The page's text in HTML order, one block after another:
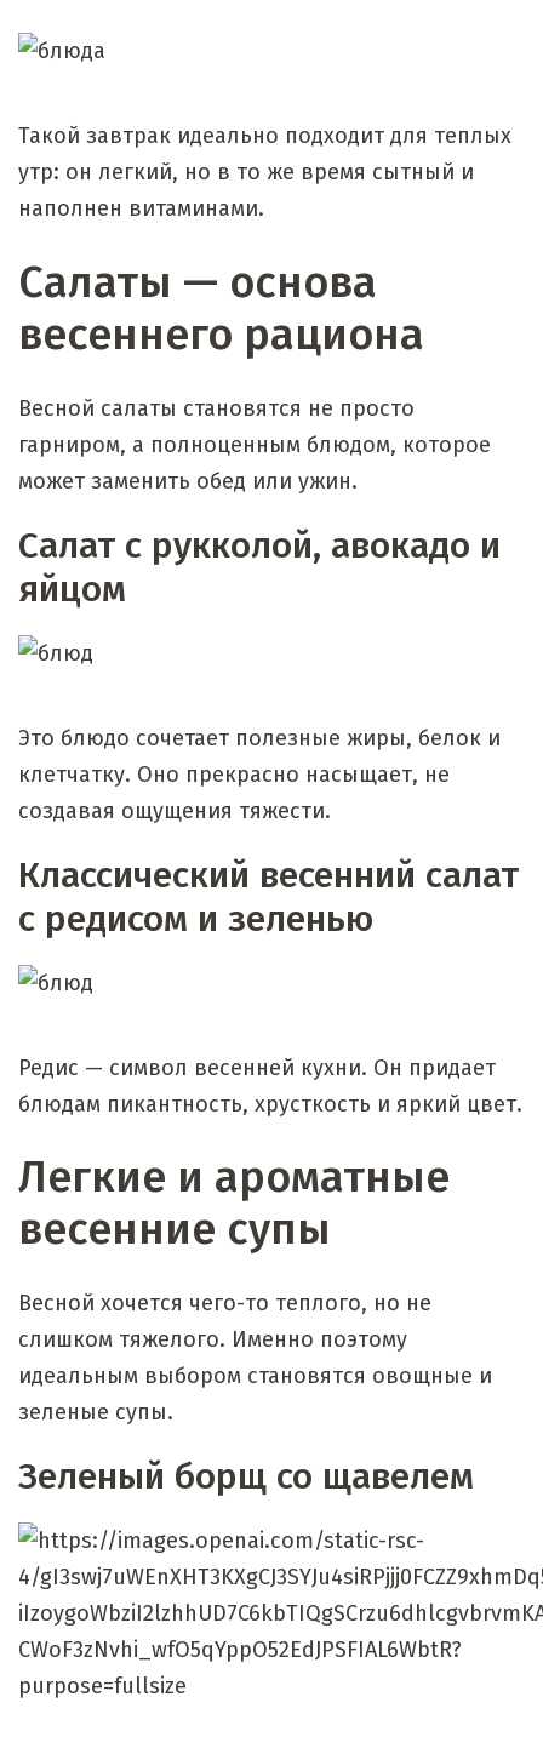
Такой завтрак идеально подходит для теплых
утр: он легкий, но в то же время сытный и
наполнен витаминами.
Салаты — основа
весеннего рациона
Весной салаты становятся не просто
гарниром, а полноценным блюдом, которое
может заменить обед или ужин.
Салат с рукколой, авокадо и
яйцом
Это блюдо сочетает полезные жиры, белок и
клетчатку. Оно прекрасно насыщает, не
создавая ощущения тяжести.
Классический весенний салат
с редисом и зеленью
Редис — символ весенней кухни. Он придает
блюдам пикантность, хрусткость и яркий цвет.
Легкие и ароматные
весенние супы
Весной хочется чего-то теплого, но не
слишком тяжелого. Именно поэтому
идеальным выбором становятся овощные и
зеленые супы.
Зеленый борщ со щавелем